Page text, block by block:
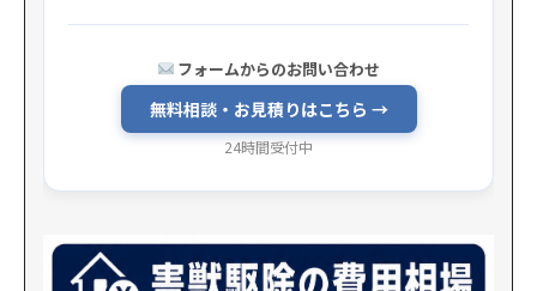
フォームからのお問い合わせ
無料相談・お見積りはこちら →
24時間受付中